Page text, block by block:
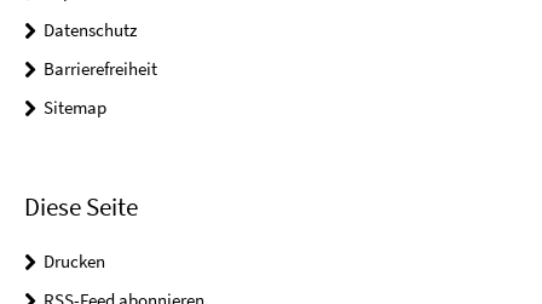
Datenschutz
Barrierefreiheit
Sitemap
Diese Seite
Drucken